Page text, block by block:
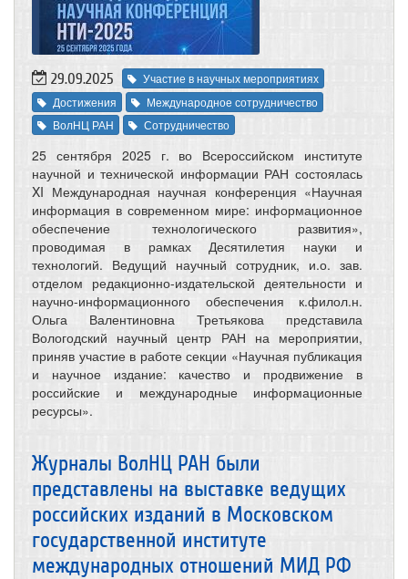
29.09.2025
Участие в научных мероприятиях
Достижения
Международное сотрудничество
ВолНЦ РАН
Сотрудничество
25 сентября 2025 г. во Всероссийском институте
научной и технической информации РАН состоялась
XI Международная научная конференция «Научная
информация в современном мире: информационное
обеспечение технологического развития»,
проводимая в рамках Десятилетия науки и
технологий. Ведущий научный сотрудник, и.о. зав.
отделом редакционно-издательской деятельности и
научно-информационного обеспечения к.филол.н.
Ольга Валентиновна Третьякова представила
Вологодский научный центр РАН на мероприятии,
приняв участие в работе секции «Научная публикация
и научное издание: качество и продвижение в
российские и международные информационные
ресурсы».
Журналы ВолНЦ РАН были
представлены на выставке ведущих
российских изданий в Московском
государственной институте
международных отношений МИД РФ